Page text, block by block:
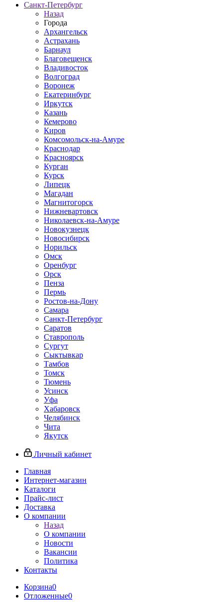
Санкт-Петербург
Назад
Города
Архангельск
Астрахань
Барнаул
Благовещенск
Владивосток
Волгоград
Воронеж
Екатеринбург
Иркутск
Казань
Кемерово
Киров
Комсомольск-на-Амуре
Краснодар
Красноярск
Курган
Курск
Липецк
Магадан
Магнитогорск
Нижневартовск
Николаевск-на-Амуре
Новокузнецк
Новосибирск
Норильск
Омск
Оренбург
Орск
Пенза
Пермь
Ростов-на-Дону
Самара
Санкт-Петербург
Саратов
Ставрополь
Сургут
Сыктывкар
Тамбов
Томск
Тюмень
Усинск
Уфа
Хабаровск
Челябинск
Чита
Якутск
Личный кабинет
Главная
Интернет-магазин
Каталоги
Прайс-лист
Доставка
О компании
Назад
О компании
Новости
Вакансии
Политика
Контакты
Корзина0
Отложенные0